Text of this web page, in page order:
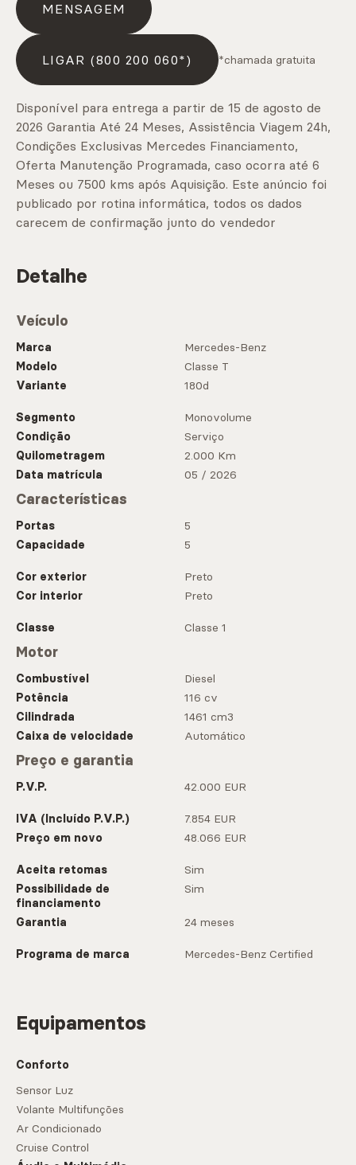
MENSAGEM
LIGAR (800 200 060*) *chamada gratuita
Disponível para entrega a partir de 15 de agosto de
2026 Garantia Até 24 Meses, Assistência Viagem 24h,
Condições Exclusivas Mercedes Financiamento,
Oferta Manutenção Programada, caso ocorra até 6
Meses ou 7500 kms após Aquisição. Este anúncio foi
publicado por rotina informática, todos os dados
carecem de confirmação junto do vendedor
Detalhe
Veículo
Marca
Mercedes-Benz
Modelo
Classe T
Variante
180d
Segmento
Monovolume
Condição
Serviço
Quilometragem
2.000 Km
Data matrícula
05 / 2026
Características
Portas
5
Capacidade
5
Cor exterior
Preto
Cor interior
Preto
Classe Classe 1
Motor
Combustível
Diesel
Potência
116 cv
Cilindrada
1461 cm3
Caixa de velocidade
Automático
Preço e garantia
P.V.P. 42.000 EUR
IVA (Incluído P.V.P.)
7.854 EUR
Preço em novo
48.066 EUR
Aceita retomas
Sim
Possibilidade de
financiamento
Sim
Garantia 24 meses
Programa de marca Mercedes-Benz Certified
Equipamentos
Conforto
Sensor Luz
Volante Multifunções
Ar Condicionado
Cruise Control